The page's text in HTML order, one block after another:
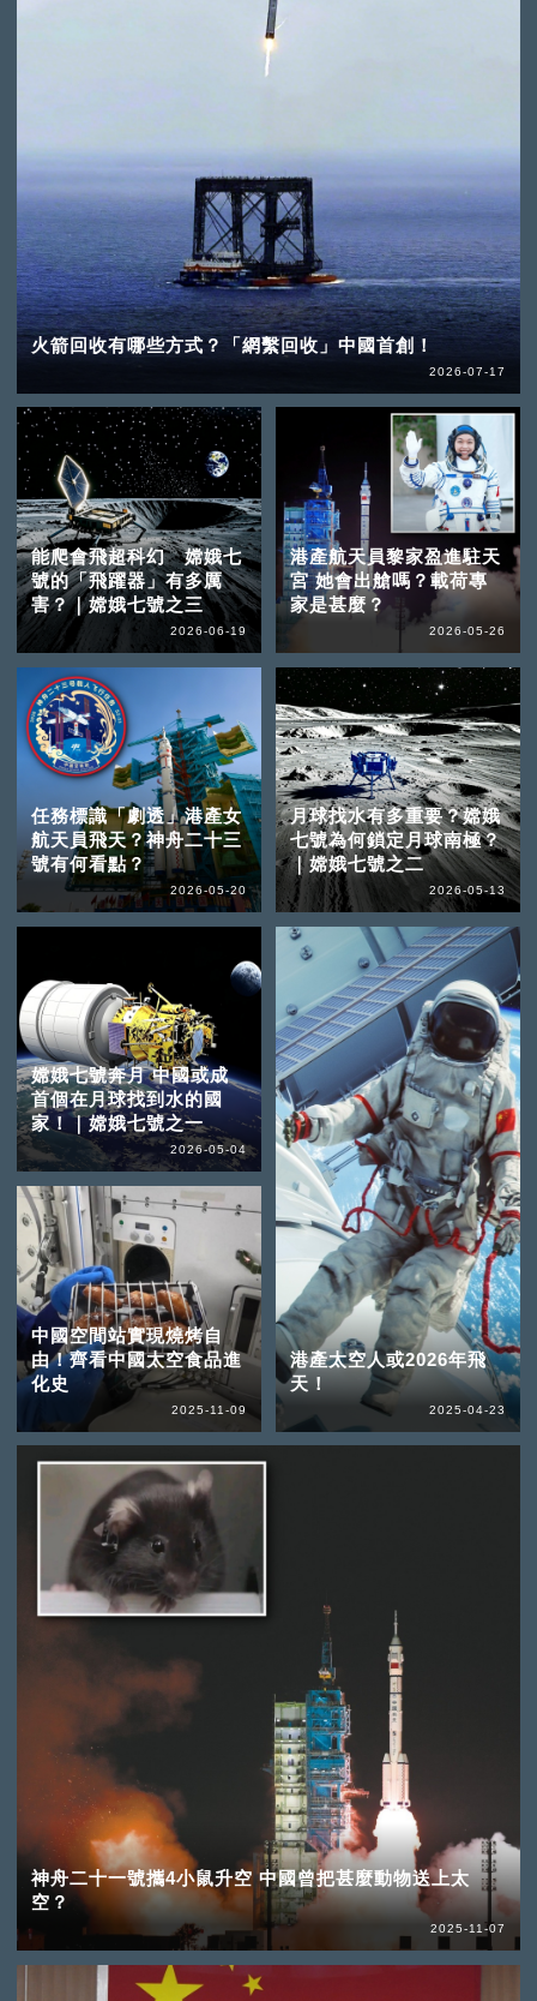
火箭回收有哪些方式？「網繫回收」中國首創！
2026-07-17
能爬會飛超科幻 嫦娥七
號的「飛躍器」有多厲
害？｜嫦娥七號之三
2026-06-19
港產航天員黎家盈進駐天
宮 她會出艙嗎？載荷專
家是甚麼？
2026-05-26
任務標識「劇透」港產女
航天員飛天？神舟二十三
號有何看點？
2026-05-20
月球找水有多重要？嫦娥
七號為何鎖定月球南極？
｜嫦娥七號之二
2026-05-13
嫦娥七號奔月 中國或成
首個在月球找到水的國
家！｜嫦娥七號之一
2026-05-04
中國空間站實現燒烤自
由！齊看中國太空食品進
化史
2025-11-09
神舟二十一號攜4小鼠升空 中國曾把甚麼動物送上太
空？
2025-11-07
港產太空人或2026年飛
天！
2025-04-23